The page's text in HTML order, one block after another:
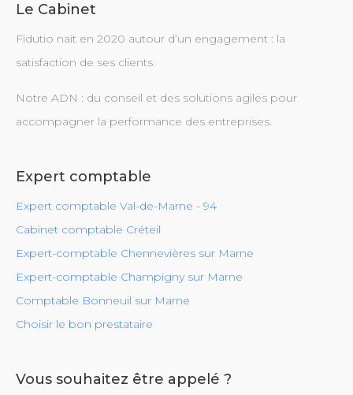
Le Cabinet
Fidutio nait en 2020 autour d’un engagement : la
satisfaction de ses clients.
Notre ADN : du conseil et des solutions agiles pour
accompagner la performance des entreprises.
Expert comptable
Expert comptable Val-de-Marne - 94
Cabinet comptable Créteil
Expert-comptable Chennevières sur Marne
Expert-comptable Champigny sur Marne
Comptable Bonneuil sur Marne
Choisir le bon prestataire
Vous souhaitez être appelé ?